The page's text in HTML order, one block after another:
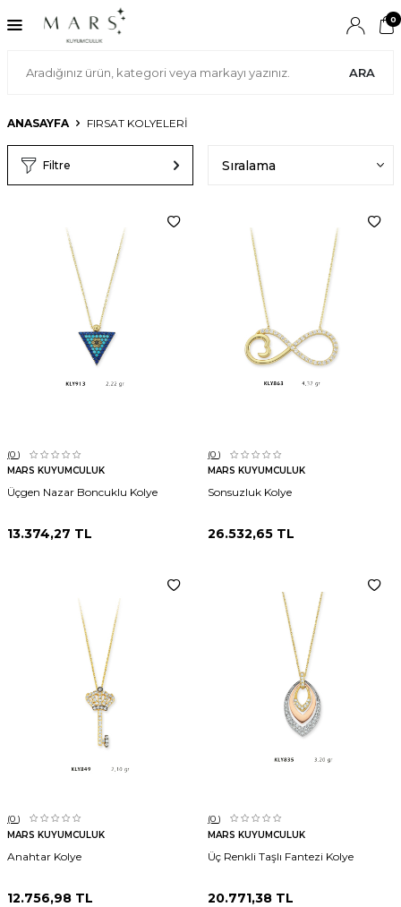
ARA
0
ANASAYFA FIRSAT KOLYELERİ
Filtre
(0 )
MARS KUYUMCULUK
Üçgen Nazar Boncuklu Kolye
13.374,27 TL
(0 )
MARS KUYUMCULUK
Sonsuzluk Kolye
26.532,65 TL
(0 )
MARS KUYUMCULUK
Anahtar Kolye
12.756,98 TL
(0 )
MARS KUYUMCULUK
Üç Renkli Taşlı Fantezi Kolye
20.771,38 TL